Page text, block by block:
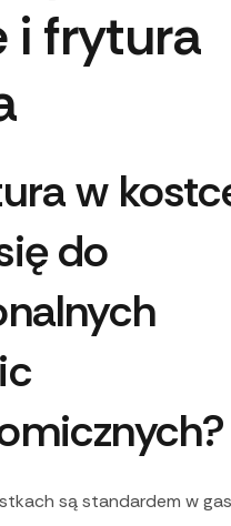
i frytura
w
do
są standardem w